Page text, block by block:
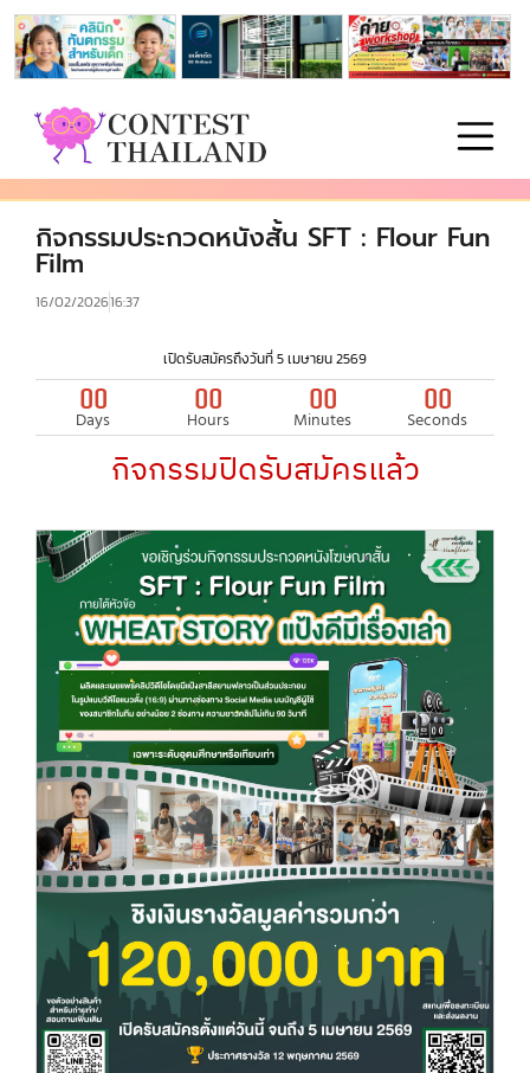
กิจกรรมประกวดหนังสั้น SFT : Flour Fun
Film
16/02/202616:37
เปิดรับสมัครถึงวันที่ 5 เมษายน 2569
00
Days
00
Hours
00
Minutes
00
Seconds
กิจกรรมปิดรับสมัครแล้ว